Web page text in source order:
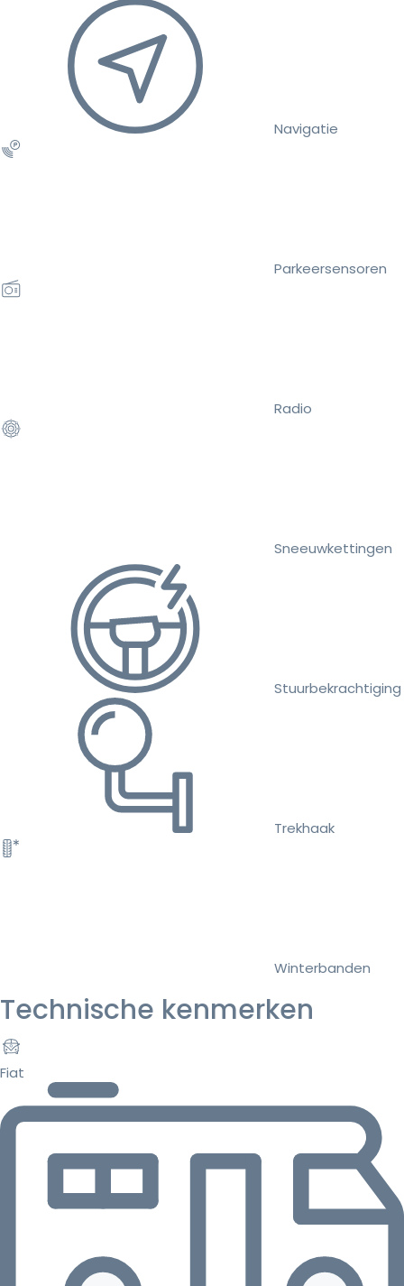
Navigatie
Parkeersensoren
Radio
Sneeuwkettingen
Stuurbekrachtiging
Trekhaak
Winterbanden
Technische kenmerken
Fiat